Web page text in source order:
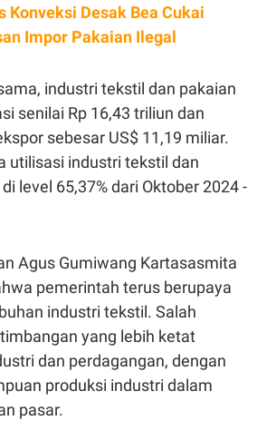
Konveksi Desak Bea Cukai
Impor Pakaian Ilegal
industri tekstil dan pakaian
senilai Rp 16,43 triliun dan
sebesar US$ 11,19 miliar.
utilisasi industri tekstil dan
level 65,37% dari Oktober 2024 -
Agus Gumiwang Kartasasmita
pemerintah terus berupaya
industri tekstil. Salah
yang lebih ketat
dan perdagangan, dengan
produksi industri dalam
pasar.